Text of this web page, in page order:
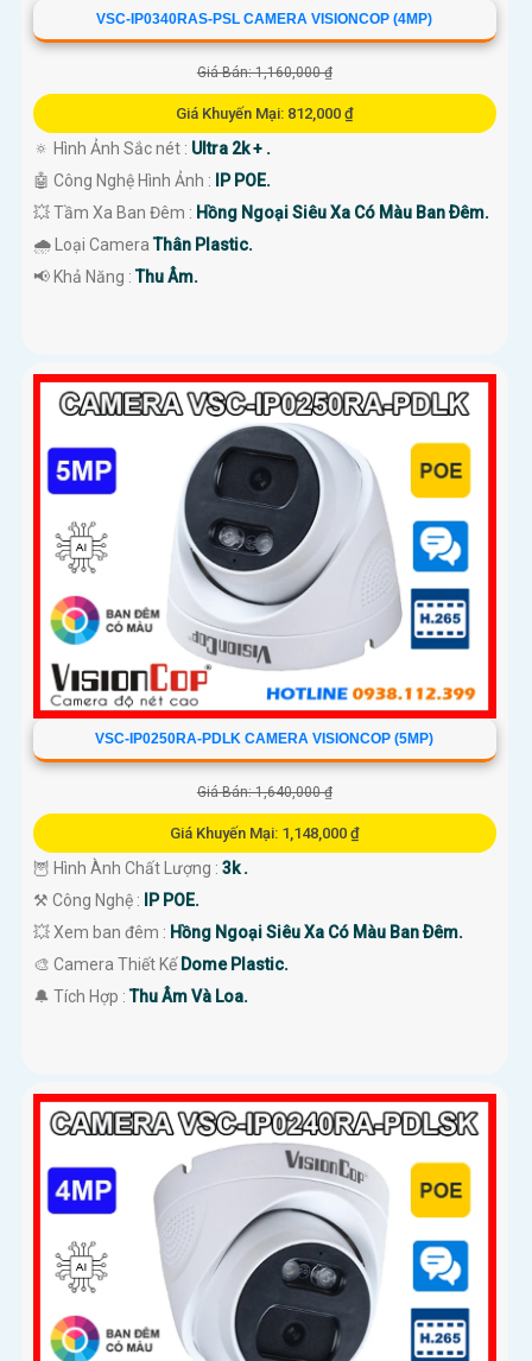
VSC-IP0340RAS-PSL CAMERA VISIONCOP (4MP)
Giá Bán: 1,160,000 ₫
Giá Khuyến Mại: 812,000 ₫
🔅 Hình Ảnh Sắc nét : Ultra 2k + .
🤖️ Công Nghệ Hình Ảnh : IP POE.
💥 Tầm Xa Ban Đêm : Hồng Ngoại Siêu Xa Có Màu Ban Ðêm.
🌧️ Loại CameraThân Plastic.
️📢 Khả Năng :Thu Âm.
VSC-IP0250RA-PDLK CAMERA VISIONCOP (5MP)
Giá Bán: 1,640,000 ₫
Giá Khuyến Mại: 1,148,000 ₫
🦉 Hình Ành Chất Lượng : 3k .
⚒ Công Nghệ : IP POE.
💥 Xem ban đêm : Hồng Ngoại Siêu Xa Có Màu Ban Ðêm.
🎨 Camera Thiết KếDome Plastic.
️🔔 Tích Hợp :Thu Âm Và Loa.